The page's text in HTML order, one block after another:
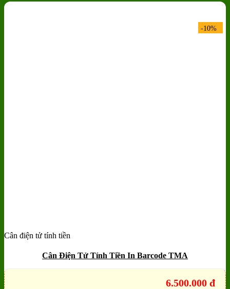
-10%
Cân điện tử tính tiền
Cân Điện Tử Tính Tiền In Barcode TMA
6.500.000 đ